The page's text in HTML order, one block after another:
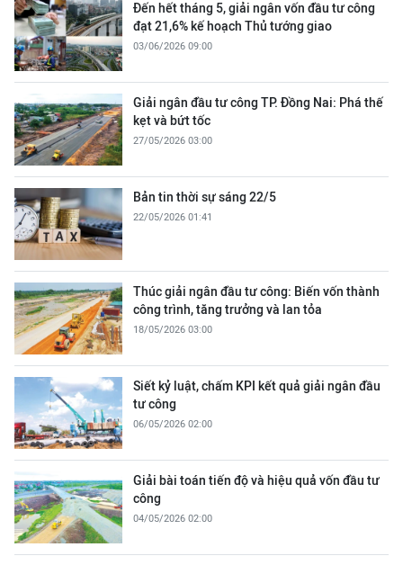
Đến hết tháng 5, giải ngân vốn đầu tư công
đạt 21,6% kế hoạch Thủ tướng giao
03/06/2026 09:00
Giải ngân đầu tư công TP. Đồng Nai: Phá thế
kẹt và bứt tốc
27/05/2026 03:00
Bản tin thời sự sáng 22/5
22/05/2026 01:41
Thúc giải ngân đầu tư công: Biến vốn thành
công trình, tăng trưởng và lan tỏa
18/05/2026 03:00
Siết kỷ luật, chấm KPI kết quả giải ngân đầu
tư công
06/05/2026 02:00
Giải bài toán tiến độ và hiệu quả vốn đầu tư
công
04/05/2026 02:00